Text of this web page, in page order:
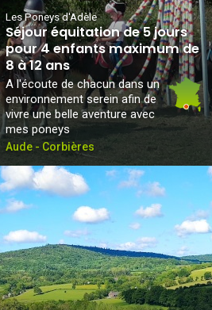
Les Poneys d'Adèle
Séjour équitation de 5 jours
pour 4 enfants maximum de
8 à 12 ans
A l'écoute de chacun dans un
environnement serein afin de
vivre une belle aventure avec
mes poneys
Aude - Corbières